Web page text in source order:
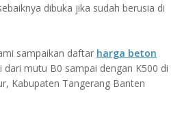
dibuka jika sudah berusia di
sampaikan daftar harga beton
dari mutu B0 sampai dengan K500 di
Kabupaten Tangerang Banten